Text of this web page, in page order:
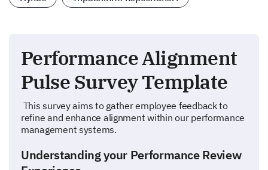
Performance Alignment
Pulse Survey Template
This survey aims to gather employee feedback to
refine and enhance alignment within our performance
management systems.
Understanding your Performance Review